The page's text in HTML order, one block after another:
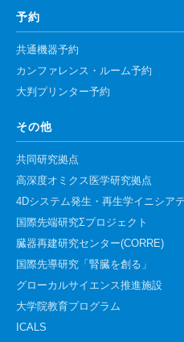
予約
共通機器予約
カンファレンス・ルーム予約
大判プリンター予約
その他
共同研究拠点
高深度オミクス医学研究拠点
4Dシステム発生・再生学イニシア
国際先端研究Σプロジェクト
臓器再建研究センター(CORRE)
国際先導研究「腎臓を創る」
グローカルサイエンス推進施設
大学院教育プログラム
ICALS